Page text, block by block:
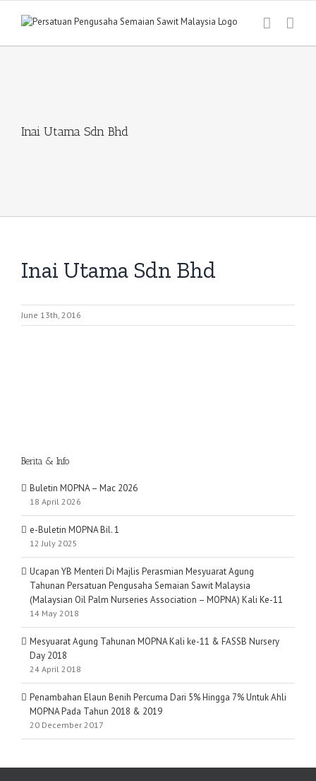
Inai Utama Sdn Bhd
Inai Utama Sdn Bhd
June 13th, 2016
Berita & Info
Buletin MOPNA – Mac 2026
18 April 2026
e-Buletin MOPNA Bil. 1
12 July 2025
Ucapan YB Menteri Di Majlis Perasmian Mesyuarat Agung
Tahunan Persatuan Pengusaha Semaian Sawit Malaysia
(Malaysian Oil Palm Nurseries Association – MOPNA) Kali Ke-11
14 May 2018
Mesyuarat Agung Tahunan MOPNA Kali ke-11 & FASSB Nursery
Day 2018
24 April 2018
Penambahan Elaun Benih Percuma Dari 5% Hingga 7% Untuk Ahli
MOPNA Pada Tahun 2018 & 2019
20 December 2017